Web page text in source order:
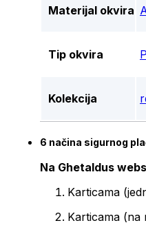
Materijal okvira
Tip okvira
Kolekcija
6 načina sigurnog
Na Ghetaldus
Karticama
Karticama (na